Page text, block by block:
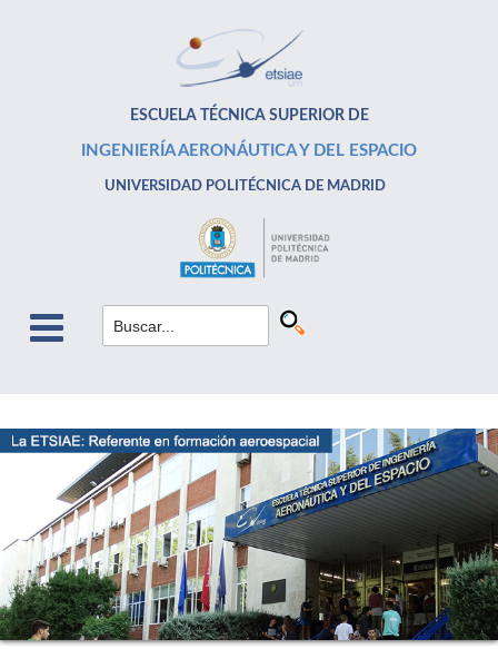
ESCUELA TÉCNICA SUPERIOR DE
INGENIERÍA AERONÁUTICA Y DEL ESPACIO
UNIVERSIDAD POLITÉCNICA DE MADRID